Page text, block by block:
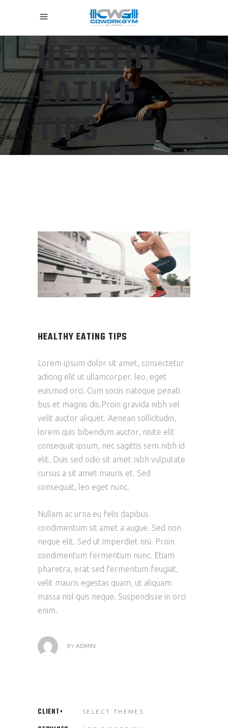
HEALTHY
EATING
TIPS
HEALTHY EATING TIPS
Lorem ipsum dolor sit amet, consectetur
adicing elit ut ullamcorper. leo, eget
euismod orci. Cum sociis natoque penati
bus et magnis dis.Proin gravida nibh vel
velit auctor aliquet. Aenean sollicitudin,
lorem quis bibendum auctor, nisite elit
consequat ipsum, nec sagittis sem nibh id
elit. Duis sed odio sit amet nibh vulputate
cursus a sit amet mauris et. Sed
consequat, leo eget nunc.
Nullam ac urna eu felis dapibus
condimentum sit amet a augue. Sed non
neque elit. Sed ut imperdiet nisi. Proin
condimentum fermentum nunc. Etiam
pharetra, erat sed fermentum feugiat,
velit mauris egestas quam, ut aliquam
massa nisl quis neque. Suspendisse in orci
enim.
BY ADMIN
CLIENT SELECT THEMES